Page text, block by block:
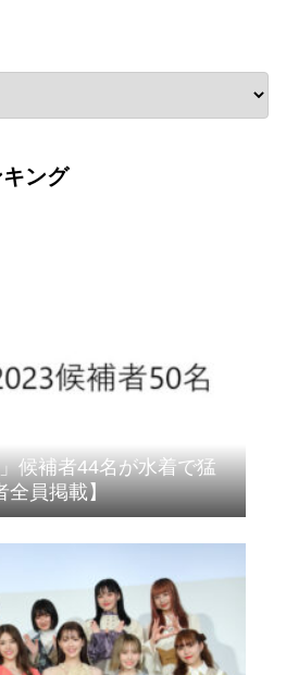
ング
候補者44名が水着で猛
全員掲載】